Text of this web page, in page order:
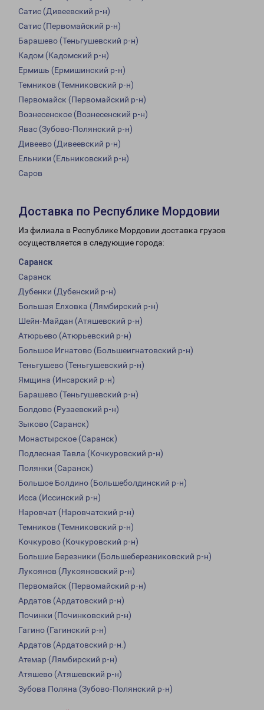
Сатис (Дивеевский р-н)
Сатис (Первомайский р-н)
Барашево (Теньгушевский р-н)
Кадом (Кадомский р-н)
Ермишь (Ермишинский р-н)
Темников (Темниковский р-н)
Первомайск (Первомайский р-н)
Вознесенское (Вознесенский р-н)
Явас (Зубово-Полянский р-н)
Дивеево (Дивеевский р-н)
Ельники (Ельниковский р-н)
Саров
Доставка по Республике Мордовии
Из филиала в Республике Мордовии доставка грузов
осуществляется в следующие города:
Саранск
Саранск
Дубенки (Дубенский р-н)
Большая Елховка (Лямбирский р-н)
Шейн-Майдан (Атяшевский р-н)
Атюрьево (Атюрьевский р-н)
Большое Игнатово (Большеигнатовский р-н)
Теньгушево (Теньгушевский р-н)
Ямщина (Инсарский р-н)
Барашево (Теньгушевский р-н)
Болдово (Рузаевский р-н)
Зыково (Саранск)
Монастырское (Саранск)
Подлесная Тавла (Кочкуровский р-н)
Полянки (Саранск)
Большое Болдино (Большеболдинский р-н)
Исса (Иссинский р-н)
Наровчат (Наровчатский р-н)
Темников (Темниковский р-н)
Кочкурово (Кочкуровский р-н)
Большие Березники (Большеберезниковский р-н)
Лукоянов (Лукояновский р-н)
Первомайск (Первомайский р-н)
Ардатов (Ардатовский р-н)
Починки (Починковский р-н)
Гагино (Гагинский р-н)
Ардатов (Ардатовский р-н.)
Атемар (Лямбирский р-н)
Атяшево (Атяшевский р-н)
Зубова Поляна (Зубово-Полянский р-н)